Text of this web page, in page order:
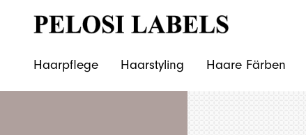
Haarpflege Haarstyling Haare Färben